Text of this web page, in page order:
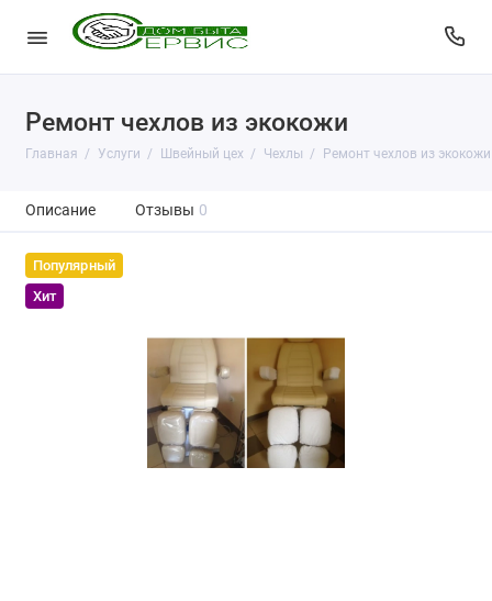
Ремонт чехлов из экокожи
Главная Услуги Швейный цех Чехлы Ремонт чехлов из экокожи
Описание Отзывы 0
Популярный
Хит